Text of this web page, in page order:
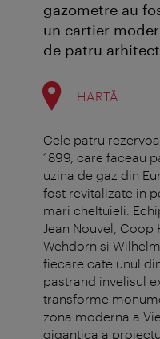
gazometre au
un cartier
de patru
HARTĂ
Cele patru
1899, care faceau
uzina de gaz din
fost revitalizate in
mari cheltuieli.
Jean Nouvel,
Wehdorn si
fiecare cate unul
pastrand invelisul
transforme
zona moderna a
gigantica a